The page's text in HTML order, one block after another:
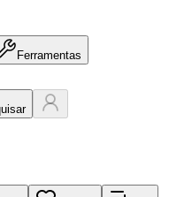
Ferramentas